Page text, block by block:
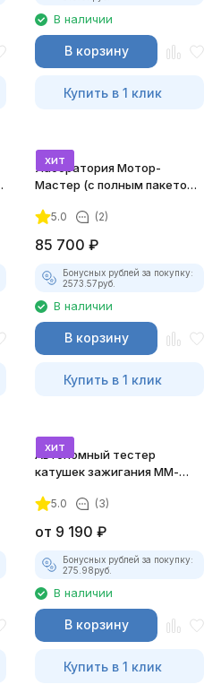
В наличии
В корзину
Купить в 1 клик
хит
Лаборатория Мотор-
Мастер (с полным пакетом
5.0 (2)
85 700 ₽
Бонусных рублей за покупку:
2573.57руб.
В наличии
В корзину
Купить в 1 клик
хит
Автономный тестер
катушек зажигания ММ-
комплект)
5.0 (3)
от 9 190 ₽
Бонусных рублей за покупку:
275.98руб.
В наличии
В корзину
Купить в 1 клик